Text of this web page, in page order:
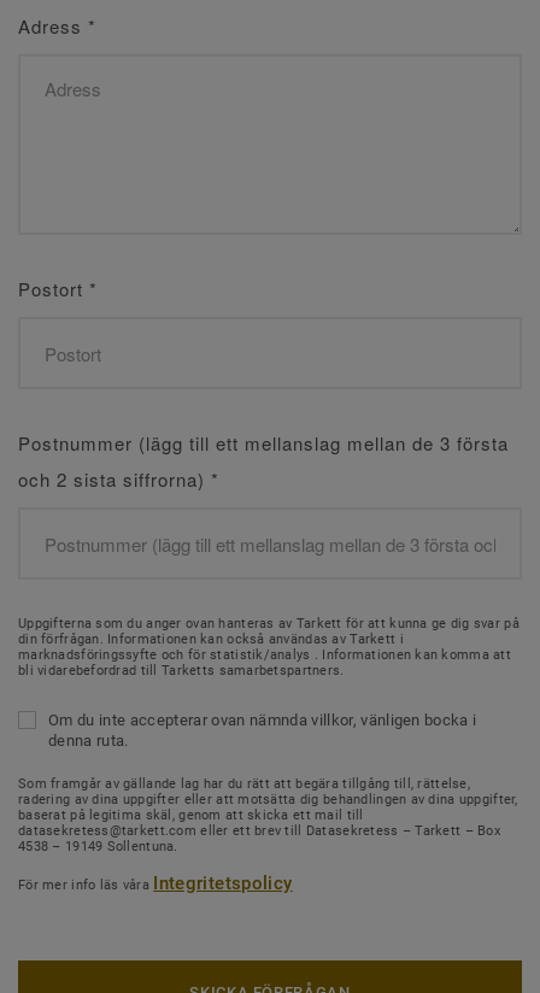
Adress *
Postort *
Postnummer (lägg till ett mellanslag mellan de 3 första
och 2 sista siffrorna) *
Uppgifterna som du anger ovan hanteras av Tarkett för att kunna ge dig svar på
din förfrågan. Informationen kan också användas av Tarkett i
marknadsföringssyfte och för statistik/analys . Informationen kan komma att
bli vidarebefordrad till Tarketts samarbetspartners.
Om du inte accepterar ovan nämnda villkor, vänligen bocka i
denna ruta.
Som framgår av gällande lag har du rätt att begära tillgång till, rättelse,
radering av dina uppgifter eller att motsätta dig behandlingen av dina uppgifter,
baserat på legitima skäl, genom att skicka ett mail till
datasekretess@tarkett.com eller ett brev till Datasekretess – Tarkett – Box
4538 – 19149 Sollentuna.
För mer info läs våra Integritetspolicy